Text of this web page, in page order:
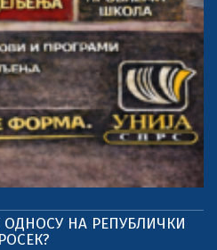
ОДНОСУ НА РЕПУБЛИЧКИ